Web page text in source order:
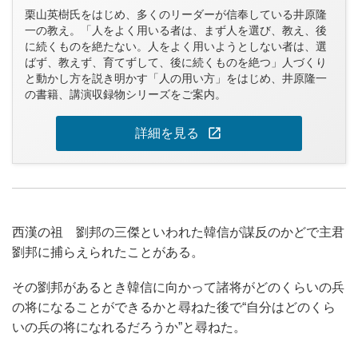
栗山英樹氏をはじめ、多くのリーダーが信奉している井原隆
一の教え。「人をよく用いる者は、まず人を選び、教え、後
に続くものを絶たない。人をよく用いようとしない者は、選
ばず、教えず、育てずして、後に続くものを絶つ」人づくり
と動かし方を説き明かす「人の用い方」をはじめ、井原隆一
の書籍、講演収録物シリーズをご案内。
詳細を見る open_in_new
西漢の祖 劉邦の三傑といわれた韓信が謀反のかどで主君
劉邦に捕らえられたことがある。
その劉邦があるとき韓信に向かって諸将がどのくらいの兵
の将になることができるかと尋ねた後で“自分はどのくら
いの兵の将になれるだろうか”と尋ねた。